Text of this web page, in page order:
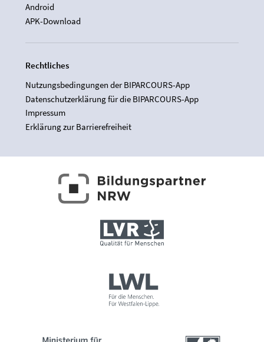
Android
APK-Download
Rechtliches
Nutzungsbedingungen der BIPARCOURS-App
Datenschutzerklärung für die BIPARCOURS-App
Impressum
Erklärung zur Barrierefreiheit